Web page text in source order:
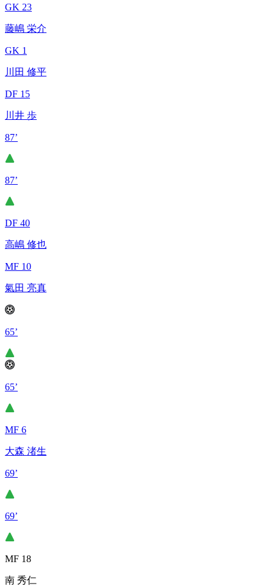
GK 23
藤嶋 栄介
GK 1
川田 修平
DF 15
川井 歩
87’
87’
DF 40
高嶋 修也
MF 10
氣田 亮真
65’
65’
MF 6
大森 渚生
69’
69’
MF 18
南 秀仁